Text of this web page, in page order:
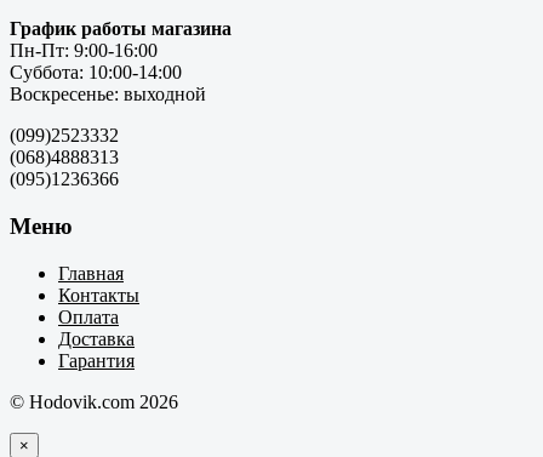
График работы магазина
Пн-Пт: 9:00-16:00
Суббота: 10:00-14:00
Воскресенье: выходной
(099)2523332
(068)4888313
(095)1236366
Меню
Главная
Контакты
Оплата
Доставка
Гарантия
© Hodovik.com 2026
×